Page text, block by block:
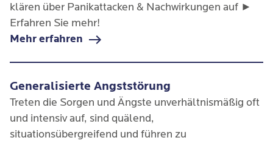
klären über Panikattacken & Nachwirkungen auf ►
Erfahren Sie mehr!
Mehr erfahren
Generalisierte Angststörung
Treten die Sorgen und Ängste unverhältnismäßig oft
und intensiv auf, sind quälend,
situationsübergreifend und führen zu